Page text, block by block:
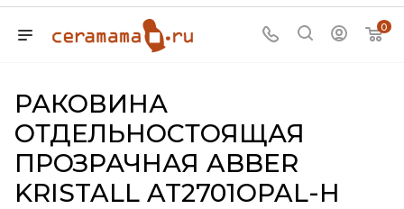
0
РАКОВИНА
ОТДЕЛЬНОСТОЯЩАЯ
ПРОЗРАЧНАЯ ABBER
KRISTALL AT2701OPAL-H